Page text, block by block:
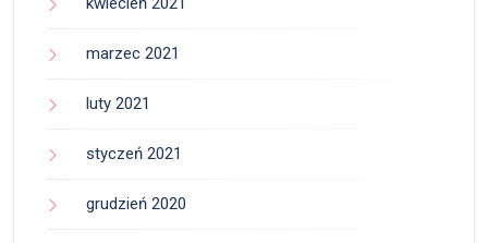
marzec 2021
luty 2021
styczeń 2021
grudzień 2020